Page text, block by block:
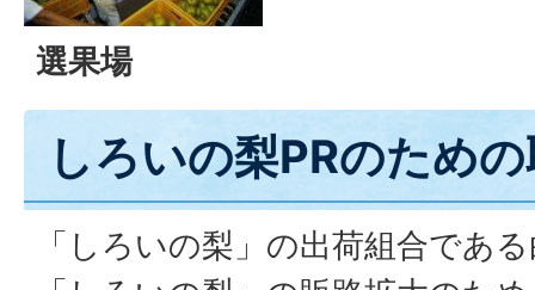
選果場
しろいの梨PRのため
「しろいの梨」の出荷組合であ